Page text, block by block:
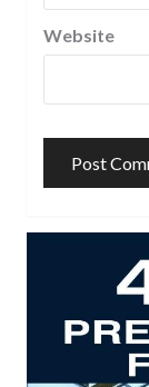
Website